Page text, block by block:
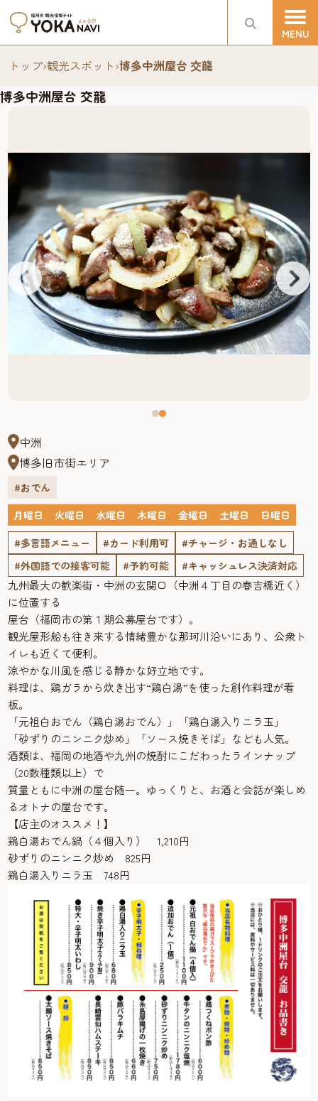
トップ›観光スポット›博多中洲屋台 交龍
博多中洲屋台 交龍
中洲
博多旧市街エリア
#おでん
月曜日
火曜日 水曜日 木曜日 金曜日 土曜日
日曜日
#多言語メニュー
#カード利用可
#チャージ・お通しなし
#外国語での接客可能
#予約可能 #キャッシュレス決済対応
九州最大の歓楽街・中洲の玄関口（中洲４丁目の春吉橋近く）
に位置する
屋台（福岡市の第１期公募屋台です）。
観光屋形船も往き来する情緒豊かな那珂川沿いにあり、公衆ト
イレも近くて便利。
涼やかな川風を感じる静かな好立地です。
料理は、鶏ガラから炊き出す“鶏白湯”を使った創作料理が看
板。
「元祖白おでん（鶏白湯おでん）」「鶏白湯入りニラ玉」
「砂ずりのニンニク炒め」「ソース焼きそば」なども人気。
酒類は、福岡の地酒や九州の焼酎にこだわったラインナップ
（20数種類以上）で
質量ともに中洲の屋台随一。ゆっくりと、お酒と会話が楽しめ
るオトナの屋台です。
【店主のオススメ！】
鶏白湯おでん鍋（４個入り） 1,210円
砂ずりのニンニク炒め 825円
鶏白湯入りニラ玉 748円